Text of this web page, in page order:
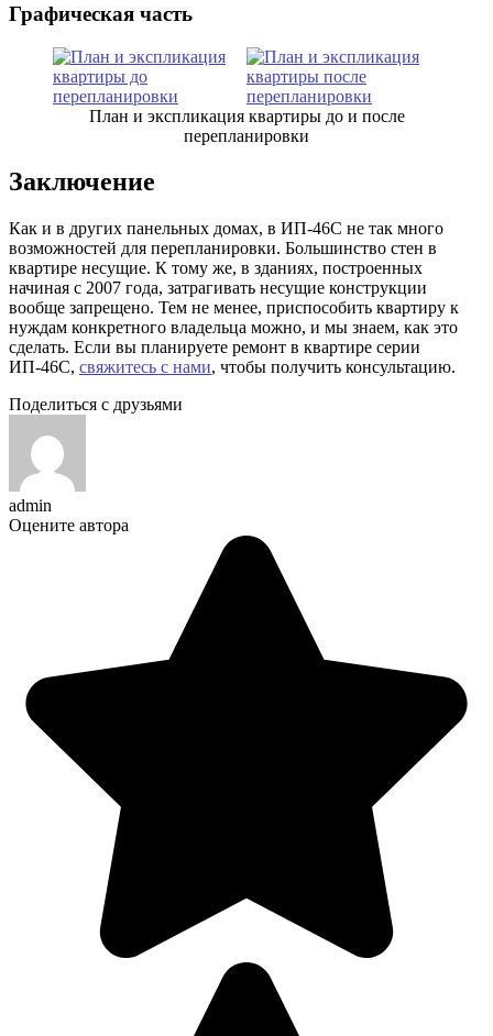
Графическая часть
План и экспликация квартиры до и после
перепланировки
Заключение
Как и в других панельных домах, в ИП-46С не так много
возможностей для перепланировки. Большинство стен в
квартире несущие. К тому же, в зданиях, построенных
начиная с 2007 года, затрагивать несущие конструкции
вообще запрещено. Тем не менее, приспособить квартиру к
нуждам конкретного владельца можно, и мы знаем, как это
сделать. Если вы планируете ремонт в квартире серии
ИП-46С, свяжитесь с нами, чтобы получить консультацию.
Поделиться с друзьями
admin
Оцените автора